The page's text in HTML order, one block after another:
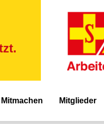
Mitmachen Mitglieder